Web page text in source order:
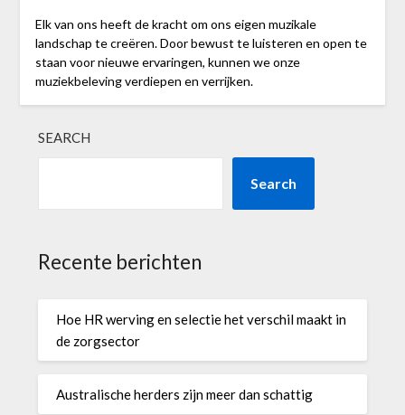
Elk van ons heeft de kracht om ons eigen muzikale
landschap te creëren. Door bewust te luisteren en open te
staan voor nieuwe ervaringen, kunnen we onze
muziekbeleving verdiepen en verrijken.
SEARCH
Search
Recente berichten
Hoe HR werving en selectie het verschil maakt in
de zorgsector
Australische herders zijn meer dan schattig